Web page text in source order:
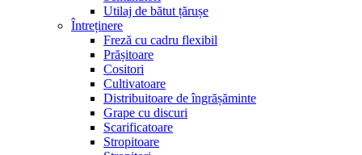
Utilaj de bătut țărușe
Întreținere
Freză cu cadru flexibil
Prășitoare
Cositori
Cultivatoare
Distribuitoare de îngrășăminte
Grape cu discuri
Scarificatoare
Stropitoare